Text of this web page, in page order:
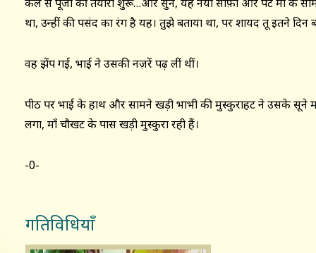
था, उन्हीं की पसंद का रंग है यह। तुझे बताया था, पर शायद तू इतने दिन
वह झेंप गई, भाई ने उसकी नज़रें पढ़ लीं थीं।
पीठ पर भाई के हाथ और सामने खड़ी भाभी की मुस्कुराहट ने उसके सूने
लगा, माँ चौखट के पास खड़ी मुस्कुरा रही हैं।
-0-
गतिविधियाँ